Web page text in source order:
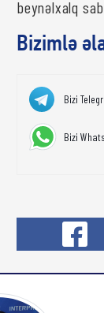
beynəlxalq
Bizimlə
Bizi
Bizi